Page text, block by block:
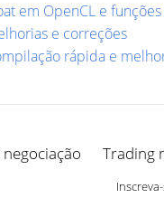
em OpenCL e
e correções
rápida e
Trading